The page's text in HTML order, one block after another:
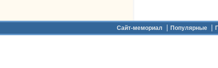
Сайт-мемориал Популярные